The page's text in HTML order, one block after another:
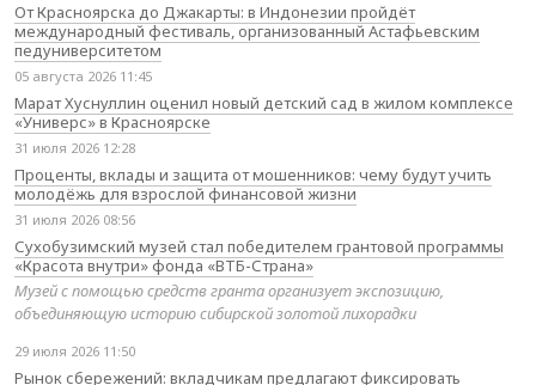
От Красноярска до Джакарты: в Индонезии пройдёт
международный фестиваль, организованный Астафьевским
педуниверситетом
05 августа 2026 11:45
Марат Хуснуллин оценил новый детский сад в жилом комплексе
«Универс» в Красноярске
31 июля 2026 12:28
Проценты, вклады и защита от мошенников: чему будут учить
молодёжь для взрослой финансовой жизни
31 июля 2026 08:56
Сухобузимский музей стал победителем грантовой программы
«Красота внутри» фонда «ВТБ-Страна»
Музей с помощью средств гранта организует экспозицию,
объединяющую историю сибирской золотой лихорадки
29 июля 2026 11:50
Рынок сбережений: вкладчикам предлагают фиксировать